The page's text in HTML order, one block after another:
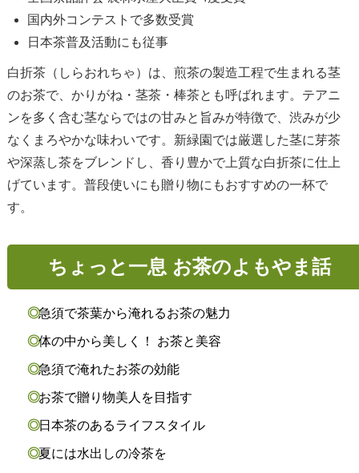
国内外コンテストで多数受賞
日本茶普及活動にも従事
白折茶（しらおれちゃ）は、煎茶の製造工程で生まれる茎
のお茶で、かりがね・茎茶・棒茶とも呼ばれます。テアニ
ンを多く含む茎ならではの甘みと旨みが特徴で、渋みが少
なくまろやかな味わいです。新緑園では厳選した茎に芽茶
や深蒸し茶をブレンドし、香り豊かで上質な白折茶に仕上
げています。普段使いにも贈り物にもおすすめの一杯で
す。
ちょっと一息 お茶のよもやま話
急須で茶葉から淹れるお茶の魅力
体の中から美しく！ お茶と美容
急須で淹れたお茶の効能
お茶で贈り物美人を目指す
日本茶のあるライフスタイル
夏には水出しの冷茶を